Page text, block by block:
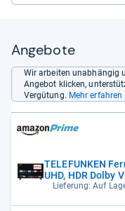
Angebote
Wir arbeiten unabhängig
Angebot klicken,
Vergütung. Mehr erfahren
TELEFUNKEN
UHD, HDR Dolby
Lieferung: Auf